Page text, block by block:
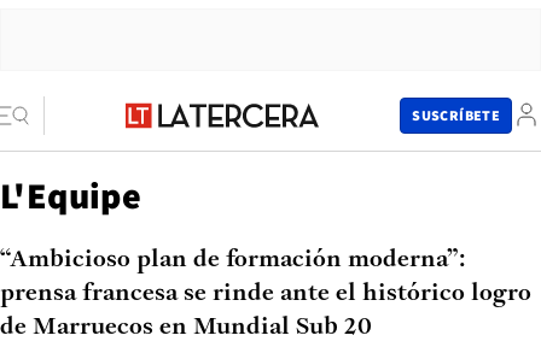
SUSCRÍBETE
L'Equipe
“Ambicioso plan de formación moderna”:
prensa francesa se rinde ante el histórico logro
de Marruecos en Mundial Sub 20